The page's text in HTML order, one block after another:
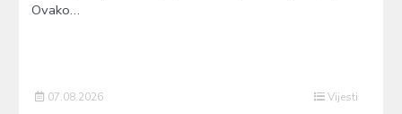
Ovako…
07.08.2026 Vijesti